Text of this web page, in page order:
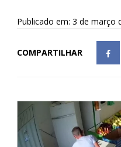
Publicado em: 3 de março
COMPARTILHAR